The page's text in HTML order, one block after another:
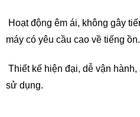
Hoạt động êm ái, không gây
máy có yêu cầu cao về tiếng ồn.
Thiết kế hiện đại, dễ vận
sử dụng.